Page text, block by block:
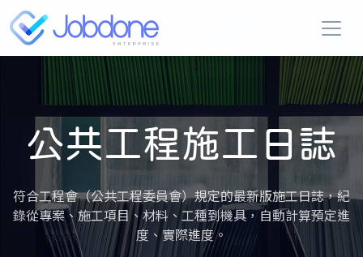
公共工程施工日誌
符合工程會（公共工程委員會）規定的最新版施工日誌，紀
錄從專案、施工項目、材料、工種到機具，自動計算預定進
度、實際進度。